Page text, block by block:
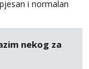
i normalan
cijeniti
da imas sto
o sebi, tome sto
Telegram
nekog za